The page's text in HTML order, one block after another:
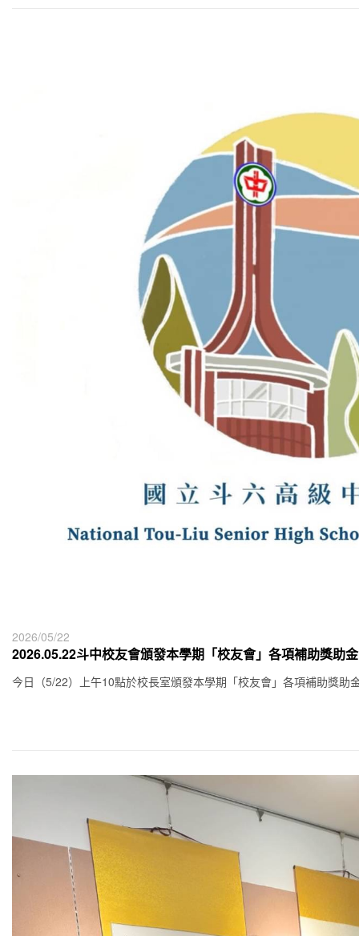
2026/05/22
2026.05.22斗中校友會頒發本學期「校友會」各項補助獎助金
今日（5/22）上午10點於校長室頒發本學期「校友會」各項補助獎助